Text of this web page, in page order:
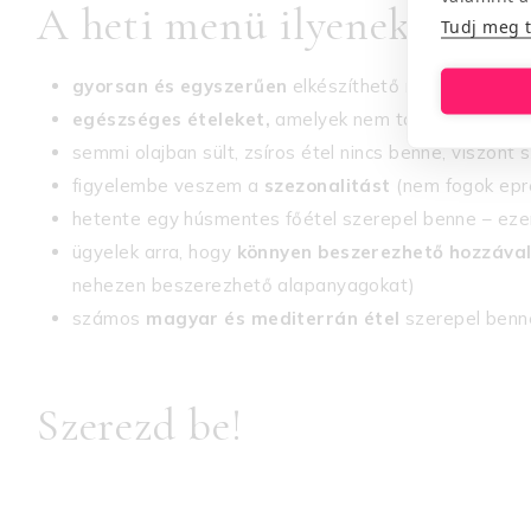
Tudj meg
A heti menü ilyeneket
gyorsan és egyszerűen elkészíthető recepteket
egészséges ételeket, amelyek nem tartalmaznak
semmi olajban sült, zsíros étel nincs benne, viszont
figyelembe veszem a szezonalitást (nem fogok
hetente egy húsmentes főétel szerepel benne –
ügyelek arra, hogy könnyen beszerezhető
nehezen beszerezhető alapanyagokat)
számos magyar és mediterrán étel szerepel
Szerezd be!